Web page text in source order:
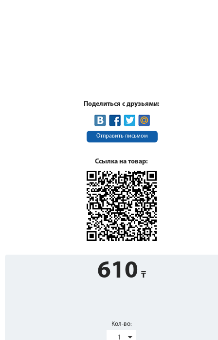
Поделиться с друзьями:
Отправить письмом
Ссылка на товар:
610
Кол-во:
1